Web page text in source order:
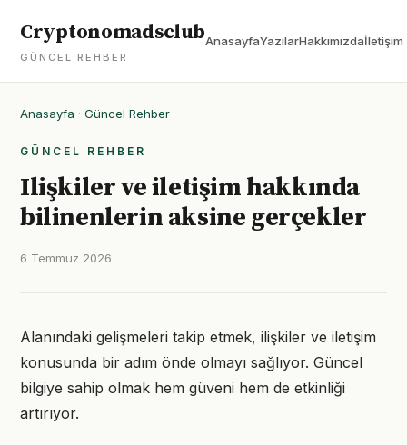
Cryptonomadsclub
GÜNCEL REHBER
AnasayfaYazılarHakkımızdaİletişim
Anasayfa · Güncel Rehber
GÜNCEL REHBER
Ilişkiler ve iletişim hakkında
bilinenlerin aksine gerçekler
6 Temmuz 2026
Alanındaki gelişmeleri takip etmek, ilişkiler ve iletişim
konusunda bir adım önde olmayı sağlıyor. Güncel
bilgiye sahip olmak hem güveni hem de etkinliği
artırıyor.